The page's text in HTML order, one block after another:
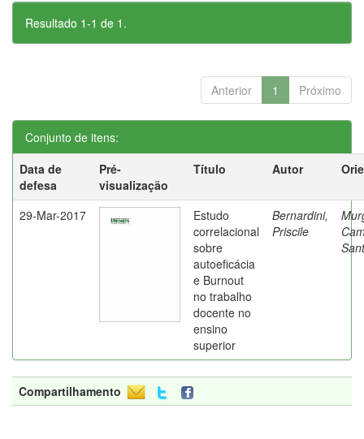
Resultado 1-1 de 1.
Anterior 1 Próximo
Conjunto de itens:
Data de
defesa
Pré-
visualização
Título Autor
29-Mar-2017
Estudo
correlacional
sobre
autoeficácia
e Burnout
no trabalho
docente no
ensino
superior
Bernardini,
Priscile
Compartilhamento